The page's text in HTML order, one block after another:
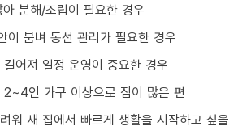
아 분해/조립이 필요한 경우
이 붐벼 동선 관리가 필요한 경우
어져 일정 운영이 중요한 경우
2~4인 가구 이상으로 짐이 많은 편
워 새 집에서 빠르게 생활을 시작하고 싶을